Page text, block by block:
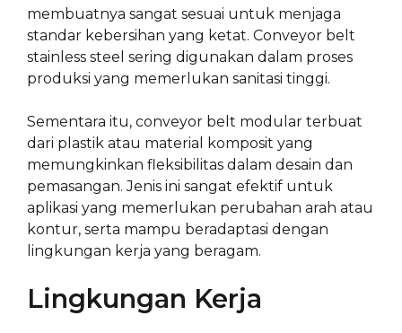
membuatnya sangat sesuai untuk menjaga
standar kebersihan yang ketat. Conveyor belt
stainless steel sering digunakan dalam proses
produksi yang memerlukan sanitasi tinggi.
Sementara itu, conveyor belt modular terbuat
dari plastik atau material komposit yang
memungkinkan fleksibilitas dalam desain dan
pemasangan. Jenis ini sangat efektif untuk
aplikasi yang memerlukan perubahan arah atau
kontur, serta mampu beradaptasi dengan
lingkungan kerja yang beragam.
Lingkungan Kerja